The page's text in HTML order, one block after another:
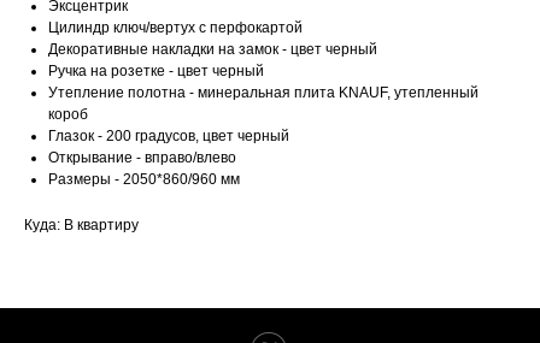
Эксцентрик
Цилиндр ключ/вертух с перфокартой
Декоративные накладки на замок - цвет черный
Ручка на розетке - цвет черный
Утепление полотна - минеральная плита KNAUF, утепленный
короб
Глазок - 200 градусов, цвет черный
Открывание - вправо/влево
Размеры - 2050*860/960 мм
Куда: В квартиру